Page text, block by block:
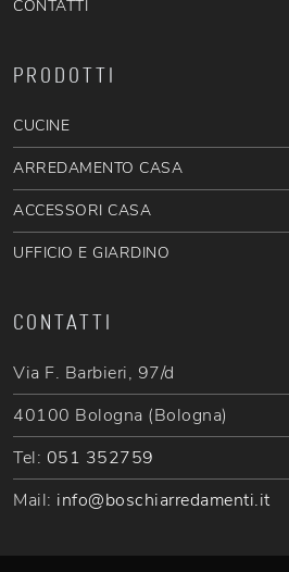
CONTATTI
PRODOTTI
CUCINE
ARREDAMENTO CASA
ACCESSORI CASA
UFFICIO E GIARDINO
CONTATTI
Via F. Barbieri, 97/d
40100 Bologna (Bologna)
Tel: 051 352759
Mail: info@boschiarredamenti.it